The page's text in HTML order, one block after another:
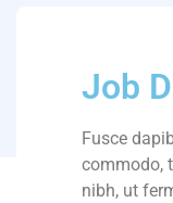
Job
Fusce
commodo,
nibh, ut